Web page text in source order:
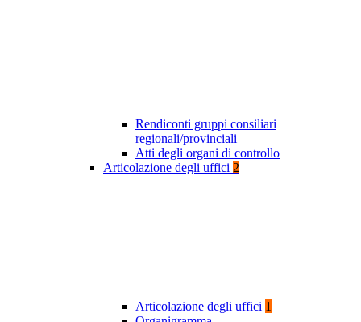
Rendiconti gruppi consiliari
regionali/provinciali
Atti degli organi di controllo
Articolazione degli uffici 2
Articolazione degli uffici 1